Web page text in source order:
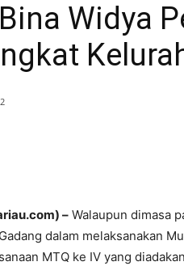
Widya
– Walaupun dimasa
dalam melaksanakan
MTQ ke IV yang